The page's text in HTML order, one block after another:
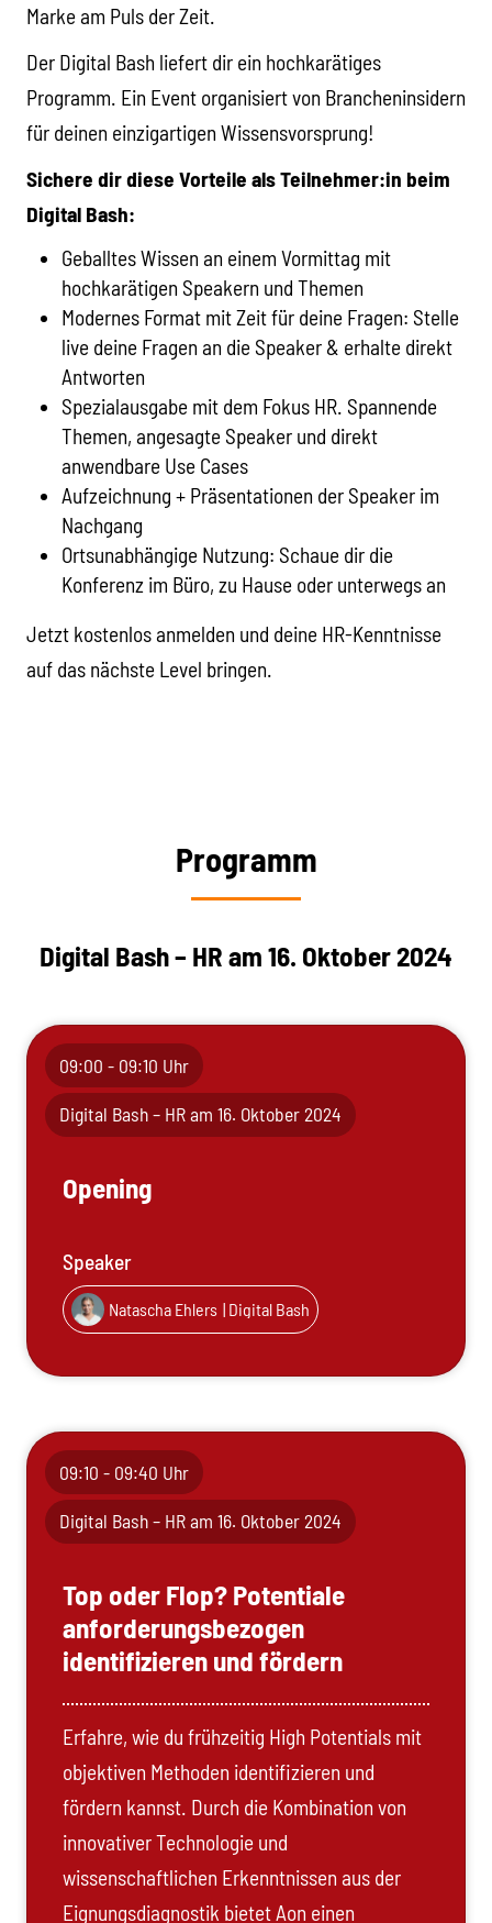
Marke am Puls der Zeit.
Der Digital Bash liefert dir ein hochkarätiges
Programm. Ein Event organisiert von Brancheninsidern
für deinen einzigartigen Wissensvorsprung!
Sichere dir diese Vorteile als Teilnehmer:in beim
Digital Bash:
Geballtes Wissen an einem Vormittag mit
hochkarätigen Speakern und Themen
Modernes Format mit Zeit für deine Fragen: Stelle
live deine Fragen an die Speaker & erhalte direkt
Antworten
Spezialausgabe mit dem Fokus HR. Spannende
Themen, angesagte Speaker und direkt
anwendbare Use Cases
Aufzeichnung + Präsentationen der Speaker im
Nachgang
Ortsunabhängige Nutzung: Schaue dir die
Konferenz im Büro, zu Hause oder unterwegs an
Jetzt kostenlos anmelden und deine HR-Kenntnisse
auf das nächste Level bringen.
Programm
Digital Bash – HR am 16. Oktober 2024
09:00 - 09:10 Uhr
Digital Bash – HR am 16. Oktober 2024
Opening
Speaker
Natascha Ehlers | Digital Bash
09:10 - 09:40 Uhr
Digital Bash – HR am 16. Oktober 2024
Top oder Flop? Potentiale
anforderungsbezogen
identifizieren und fördern
Erfahre, wie du frühzeitig High Potentials mit
objektiven Methoden identifizieren und
fördern kannst. Durch die Kombination von
innovativer Technologie und
wissenschaftlichen Erkenntnissen aus der
Eignungsdiagnostik bietet Aon einen